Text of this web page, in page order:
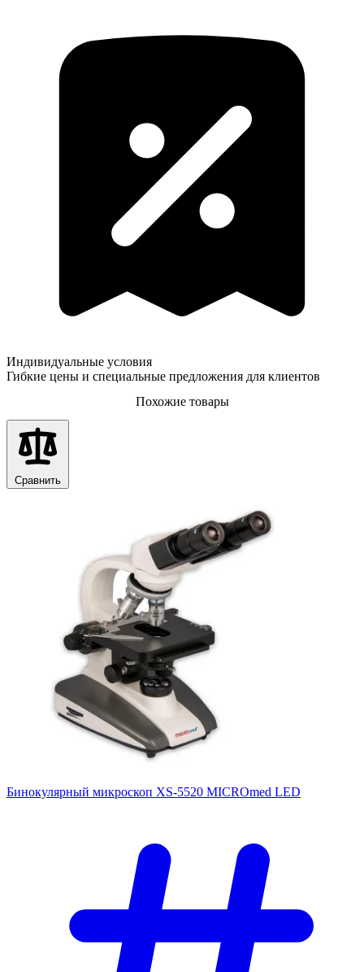
Индивидуальные условия
Гибкие цены и специальные предложения для клиентов
Похожие товары
Сравнить
Бинокулярный микроскоп XS-5520 MICROmed LED